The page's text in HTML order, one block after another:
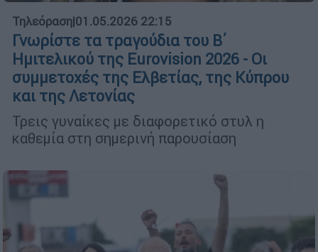
Τηλεόραση|01.05.2026 22:15
Γνωρίστε τα τραγούδια του Β΄
Ημιτελικού της Eurovision 2026 - Οι
συμμετοχές της Ελβετίας, της Κύπρου
και της Λετονίας
Τρεις γυναίκες με διαφορετικό στυλ η
καθεμία στη σημερινή παρουσίαση